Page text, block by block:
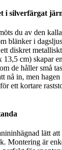
i silverfärgat
du av den
blänker i
diskret
13,5 cm) skapar
de håller små
nå in, men
ett kortare
lätt
Montering är